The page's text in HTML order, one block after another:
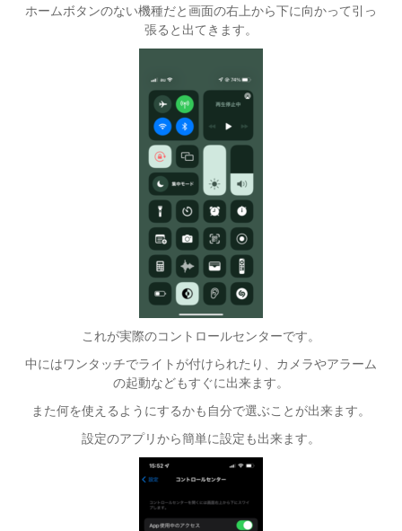
ホームボタンのない機種だと画面の右上から下に向かって引っ
張ると出てきます。
これが実際のコントロールセンターです。
中にはワンタッチでライトが付けられたり、カメラやアラーム
の起動などもすぐに出来ます。
また何を使えるようにするかも自分で選ぶことが出来ます。
設定のアプリから簡単に設定も出来ます。